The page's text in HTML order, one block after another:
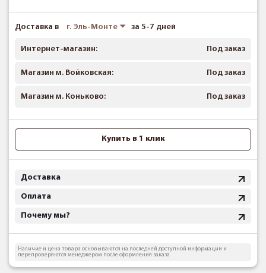
Доставка в г. Эль-Монте за 5-7 дней
Интернет-магазин: Под заказ
Магазин м. Войковская: Под заказ
Магазин м. Коньково: Под заказ
Купить в 1 клик
Доставка
Оплата
Почему мы?
Наличие и цена товара основываются на последней доступной информации и
перепроверяются менеджером после оформления заказа